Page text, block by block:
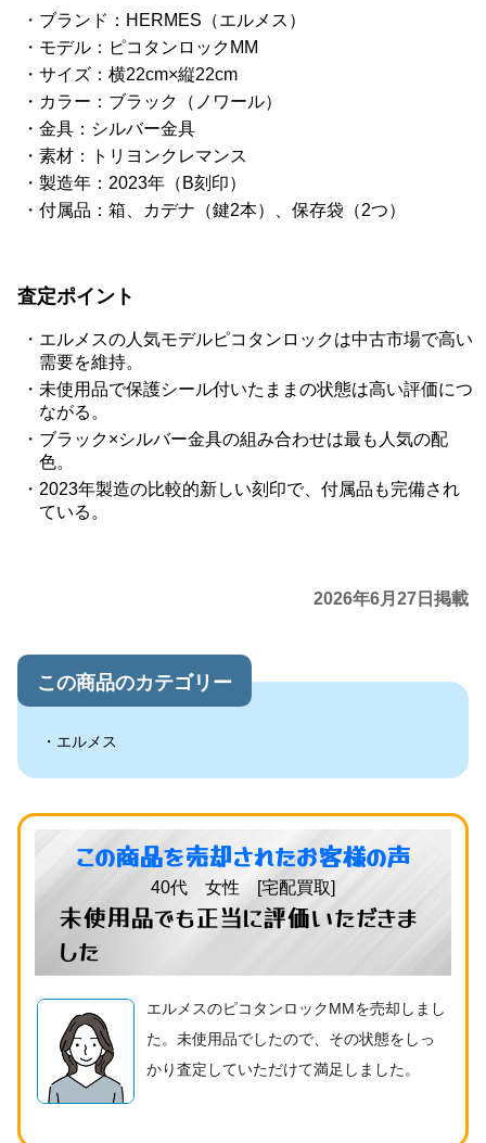
ブランド：HERMES（エルメス）
モデル：ピコタンロックMM
サイズ：横22cm×縦22cm
カラー：ブラック（ノワール）
金具：シルバー金具
素材：トリヨンクレマンス
製造年：2023年（B刻印）
付属品：箱、カデナ（鍵2本）、保存袋（2つ）
査定ポイント
エルメスの人気モデルピコタンロックは中古市場で高い
需要を維持。
未使用品で保護シール付いたままの状態は高い評価につ
ながる。
ブラック×シルバー金具の組み合わせは最も人気の配
色。
2023年製造の比較的新しい刻印で、付属品も完備され
ている。
2026年6月27日掲載
この商品のカテゴリー
エルメス
この商品を売却されたお客様の声
40代 女性 [宅配買取]
未使用品でも正当に評価いただきま
した
エルメスのピコタンロックMMを売却しまし
た。未使用品でしたので、その状態をしっ
かり査定していただけて満足しました。